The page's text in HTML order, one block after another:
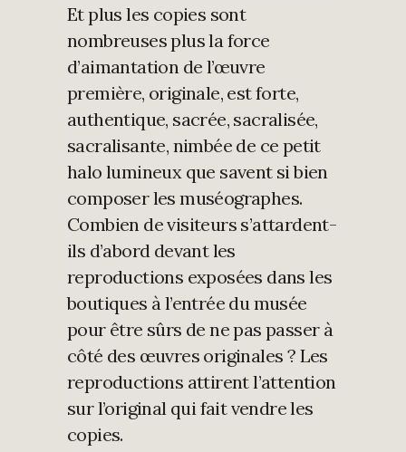
Et plus les copies sont
nombreuses plus la force
d’aimantation de l’œuvre
première, originale, est forte,
authentique, sacrée, sacralisée,
sacralisante, nimbée de ce petit
halo lumineux que savent si bien
composer les muséographes.
Combien de visiteurs s’attardent-
ils d’abord devant les
reproductions exposées dans les
boutiques à l’entrée du musée
pour être sûrs de ne pas passer à
côté des œuvres originales ? Les
reproductions attirent l’attention
sur l’original qui fait vendre les
copies.